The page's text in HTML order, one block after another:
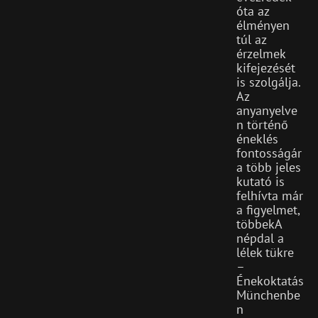
óta az
élményen
túl az
érzelmek
kifejezését
is szolgálja.
Az
anyanyelve
n történő
éneklés
fontosságár
a több jeles
kutató is
felhívta már
a figyelmet,
többekA
népdal a
lélek tükre
–
Énekoktatás
Münchenbe
n